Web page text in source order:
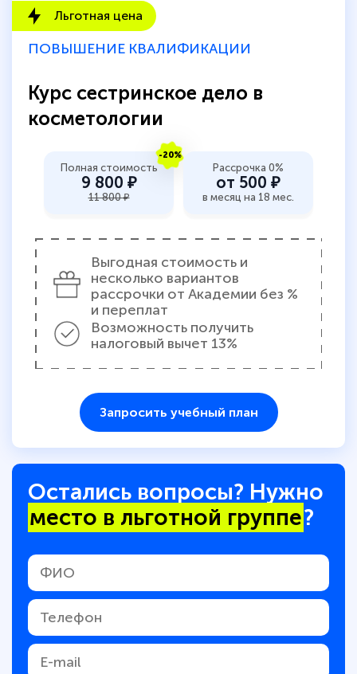
Льготная цена
ПОВЫШЕНИЕ КВАЛИФИКАЦИИ
Курс сестринское дело в
косметологии
-20%
Полная стоимость
9 800 ₽
11 800 ₽
Рассрочка 0%
от 500 ₽
в месяц на 18 мес.
Выгодная стоимость и
несколько вариантов
рассрочки от Академии без %
и переплат
Возможность получить
налоговый вычет 13%
Запросить учебный план
Остались вопросы? Нужно
место в льготной группе?